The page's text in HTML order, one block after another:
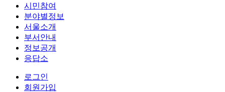
시민참여
분야별정보
서울소개
부서안내
정보공개
응답소
로그인
회원가입